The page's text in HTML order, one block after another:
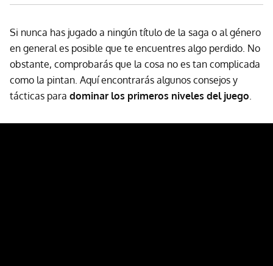
Si nunca has jugado a ningún título de la saga o al género
en general es posible que te encuentres algo perdido. No
obstante, comprobarás que la cosa no es tan complicada
como la pintan. Aquí encontrarás algunos consejos y
tácticas para dominar los primeros niveles del juego